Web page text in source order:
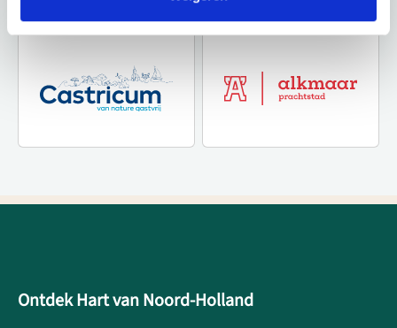
Ontdek Hart van Noord-Holland